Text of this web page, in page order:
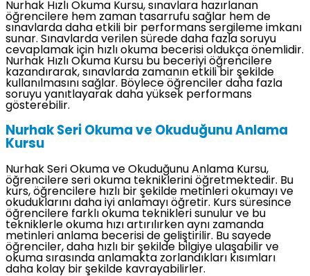
Nurhak Hızlı Okuma Kursu, sınavlara hazırlanan
öğrencilere hem zaman tasarrufu sağlar hem de
sınavlarda daha etkili bir performans sergileme imkanı
sunar. Sınavlarda verilen sürede daha fazla soruyu
cevaplamak için hızlı okuma becerisi oldukça önemlidir.
Nurhak Hızlı Okuma Kursu bu beceriyi öğrencilere
kazandırarak, sınavlarda zamanın etkili bir şekilde
kullanılmasını sağlar. Böylece öğrenciler daha fazla
soruyu yanıtlayarak daha yüksek performans
gösterebilir.
Nurhak Seri Okuma ve Okuduğunu Anlama
Kursu
Nurhak Seri Okuma ve Okuduğunu Anlama Kursu,
öğrencilere seri okuma tekniklerini öğretmektedir. Bu
kurs, öğrencilere hızlı bir şekilde metinleri okumayı ve
okuduklarını daha iyi anlamayı öğretir. Kurs süresince
öğrencilere farklı okuma teknikleri sunulur ve bu
tekniklerle okuma hızı artırılırken aynı zamanda
metinleri anlama becerisi de geliştirilir. Bu sayede
öğrenciler, daha hızlı bir şekilde bilgiye ulaşabilir ve
okuma sırasında anlamakta zorlandıkları kısımları
daha kolay bir şekilde kavrayabilirler.